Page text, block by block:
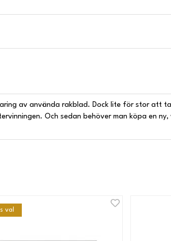
av använda rakblad. Dock lite för stor
Och sedan behöver man köpa en
val